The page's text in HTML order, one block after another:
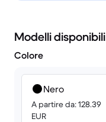
Modelli disponibili
Colore
Nero
A partire da: 128.39
EUR